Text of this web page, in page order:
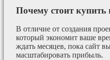
Почему стоит купить
В отличие от создания
который экономит ваше
ждать месяцев, пока сайт
масштабировать прибыль.